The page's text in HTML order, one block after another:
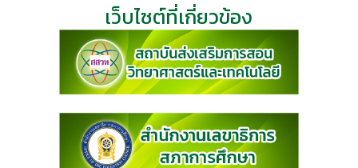
เว็บไซต์ที่เกี่ยวข้อง